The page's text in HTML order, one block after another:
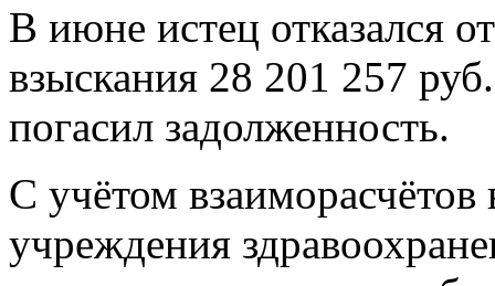
В июне истец отказался
взыскания 28 201 257
погасил задолженность.
С учётом взаиморасчётов
учреждения